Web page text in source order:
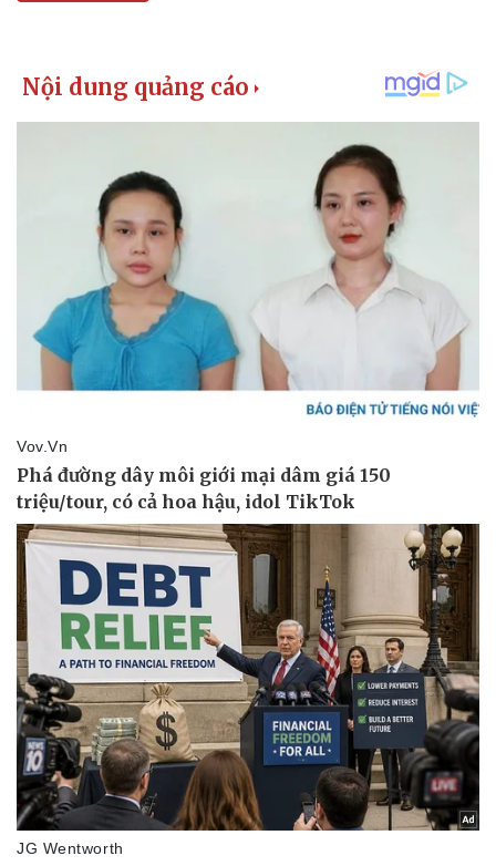
Bất động sản
Khởi nghiệp
Thị trường
Giá vàng
Tiêu dùng
Chứng khoán